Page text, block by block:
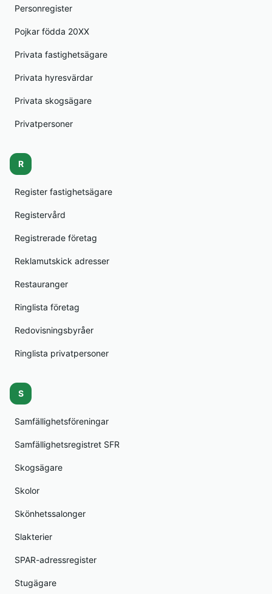
Personregister
Pojkar födda 20XX
Privata fastighetsägare
Privata hyresvärdar
Privata skogsägare
Privatpersoner
R
Register fastighetsägare
Registervård
Registrerade företag
Reklamutskick adresser
Restauranger
Ringlista företag
Redovisningsbyråer
Ringlista privatpersoner
S
Samfällighetsföreningar
Samfällighetsregistret SFR
Skogsägare
Skolor
Skönhetssalonger
Slakterier
SPAR-adressregister
Stugägare